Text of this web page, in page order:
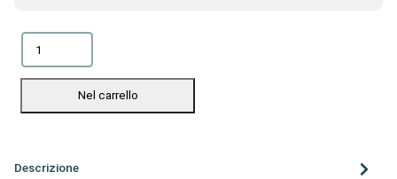
Nel carrello
Descrizione